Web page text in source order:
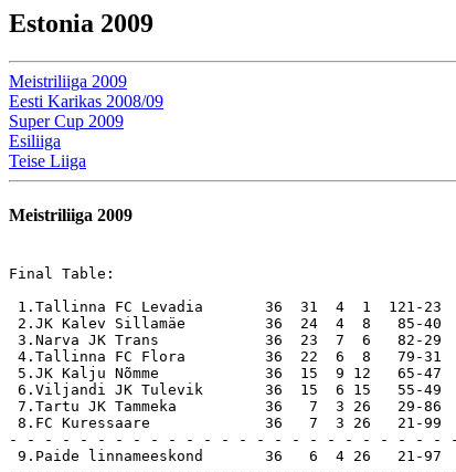
Estonia 2009
Meistriliiga 2009
Eesti Karikas 2008/09
Super Cup 2009
Esiliiga
Teise Liiga
Meistriliiga 2009